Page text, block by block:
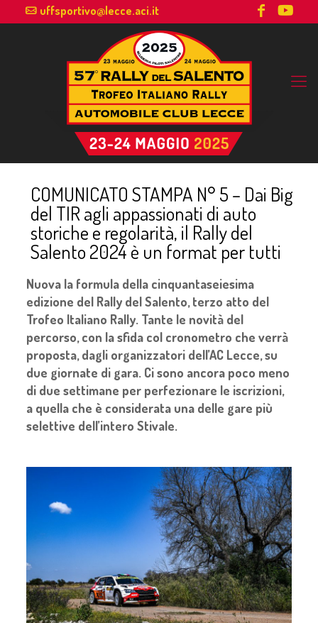
uffsportivo@lecce.aci.it
COMUNICATO STAMPA N° 5 – Dai Big
del TIR agli appassionati di auto
storiche e regolarità, il Rally del
Salento 2024 è un format per tutti
Nuova la formula della cinquantaseiesima
edizione del Rally del Salento, terzo atto del
Trofeo Italiano Rally. Tante le novità del
percorso, con la sfida col cronometro che verrà
proposta, dagli organizzatori dell’AC Lecce, su
due giornate di gara. Ci sono ancora poco meno
di due settimane per perfezionare le iscrizioni,
a quella che è considerata una delle gare più
selettive dell’intero Stivale.